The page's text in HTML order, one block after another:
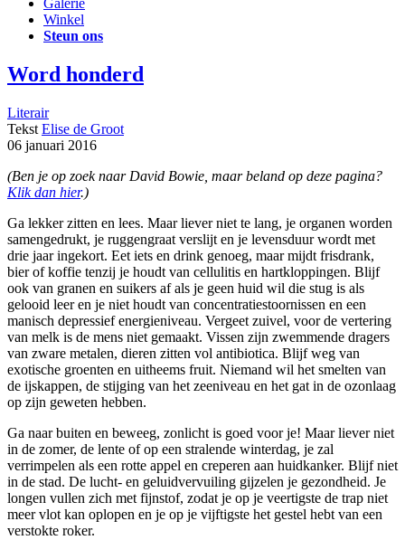
Galerie
Winkel
Steun ons
Word honderd
Literair
Tekst Elise de Groot
06 januari 2016
(Ben je op zoek naar David Bowie, maar beland op deze pagina?
Klik dan hier.)
Ga lekker zitten en lees. Maar liever niet te lang, je organen worden
samengedrukt, je ruggengraat verslijt en je levensduur wordt met
drie jaar ingekort. Eet iets en drink genoeg, maar mijdt frisdrank,
bier of koffie tenzij je houdt van cellulitis en hartkloppingen. Blijf
ook van granen en suikers af als je geen huid wil die stug is als
gelooid leer en je niet houdt van concentratiestoornissen en een
manisch depressief energieniveau. Vergeet zuivel, voor de vertering
van melk is de mens niet gemaakt. Vissen zijn zwemmende dragers
van zware metalen, dieren zitten vol antibiotica. Blijf weg van
exotische groenten en uitheems fruit. Niemand wil het smelten van
de ijskappen, de stijging van het zeeniveau en het gat in de ozonlaag
op zijn geweten hebben.
Ga naar buiten en beweeg, zonlicht is goed voor je! Maar liever niet
in de zomer, de lente of op een stralende winterdag, je zal
verrimpelen als een rotte appel en creperen aan huidkanker. Blijf niet
in de stad. De lucht- en geluidvervuiling gijzelen je gezondheid. Je
longen vullen zich met fijnstof, zodat je op je veertigste de trap niet
meer vlot kan oplopen en je op je vijftigste het gestel hebt van een
verstokte roker.